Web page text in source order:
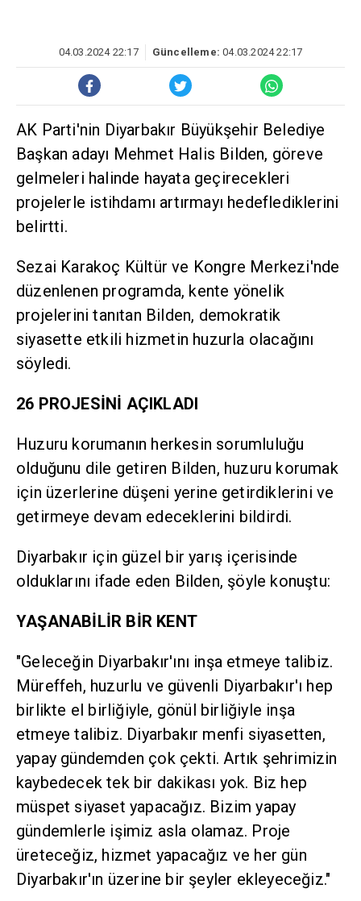
04.03.2024 22:17 Güncelleme: 04.03.2024 22:17
AK Parti'nin Diyarbakır Büyükşehir Belediye
Başkan adayı Mehmet Halis Bilden, göreve
gelmeleri halinde hayata geçirecekleri
projelerle istihdamı artırmayı hedeflediklerini
belirtti.
Sezai Karakoç Kültür ve Kongre Merkezi'nde
düzenlenen programda, kente yönelik
projelerini tanıtan Bilden, demokratik
siyasette etkili hizmetin huzurla olacağını
söyledi.
26 PROJESİNİ AÇIKLADI
Huzuru korumanın herkesin sorumluluğu
olduğunu dile getiren Bilden, huzuru korumak
için üzerlerine düşeni yerine getirdiklerini ve
getirmeye devam edeceklerini bildirdi.
Diyarbakır için güzel bir yarış içerisinde
olduklarını ifade eden Bilden, şöyle konuştu:
YAŞANABİLİR BİR KENT
"Geleceğin Diyarbakır'ını inşa etmeye talibiz.
Müreffeh, huzurlu ve güvenli Diyarbakır'ı hep
birlikte el birliğiyle, gönül birliğiyle inşa
etmeye talibiz. Diyarbakır menfi siyasetten,
yapay gündemden çok çekti. Artık şehrimizin
kaybedecek tek bir dakikası yok. Biz hep
müspet siyaset yapacağız. Bizim yapay
gündemlerle işimiz asla olamaz. Proje
üreteceğiz, hizmet yapacağız ve her gün
Diyarbakır'ın üzerine bir şeyler ekleyeceğiz."